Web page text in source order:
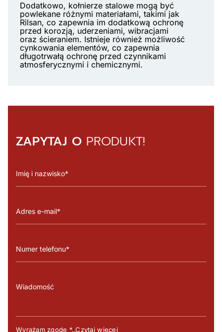
Dodatkowo, kołnierze stalowe mogą być
powlekane różnymi materiałami, takimi jak
Rilsan, co zapewnia im dodatkową ochronę
przed korozją, uderzeniami, wibracjami
oraz ścieraniem. Istnieje również możliwość
cynkowania elementów, co zapewnia
długotrwałą ochronę przed czynnikami
atmosferycznymi i chemicznymi.
ZAPYTAJ O PRODUKT!
Wyrażam zgodę *..Czytaj więcej